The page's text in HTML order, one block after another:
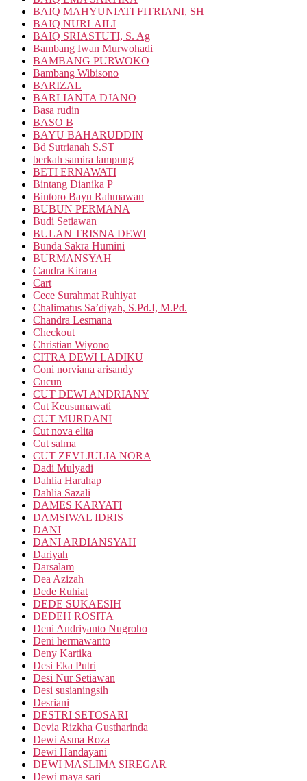
BAIQ MAHYUNIATI FITRIANI, SH
BAIQ NURLAILI
BAIQ SRIASTUTI, S. Ag
Bambang Iwan Murwohadi
BAMBANG PURWOKO
Bambang Wibisono
BARIZAL
BARLIANTA DJANO
Basa rudin
BASO B
BAYU BAHARUDDIN
Bd Sutrianah S.ST
berkah samira lampung
BETI ERNAWATI
Bintang Dianika P
Bintoro Bayu Rahmawan
BUBUN PERMANA
Budi Setiawan
BULAN TRISNA DEWI
Bunda Sakra Humini
BURMANSYAH
Candra Kirana
Cart
Cece Surahmat Ruhiyat
Chalimatus Sa’diyah, S.Pd.I, M.Pd.
Chandra Lesmana
Checkout
Christian Wiyono
CITRA DEWI LADIKU
Coni norviana arisandy
Cucun
CUT DEWI ANDRIANY
Cut Keusumawati
CUT MURDANI
Cut nova elita
Cut salma
CUT ZEVI JULIA NORA
Dadi Mulyadi
Dahlia Harahap
Dahlia Sazali
DAMES KARYATI
DAMSIWAL IDRIS
DANI
DANI ARDIANSYAH
Dariyah
Darsalam
Dea Azizah
Dede Ruhiat
DEDE SUKAESIH
DEDEH ROSITA
Deni Andriyanto Nugroho
Deni hermawanto
Deny Kartika
Desi Eka Putri
Desi Nur Setiawan
Desi susianingsih
Desriani
DESTRI SETOSARI
Devia Rizkha Gustharinda
Dewi Asma Roza
Dewi Handayani
DEWI MASLIMA SIREGAR
Dewi maya sari